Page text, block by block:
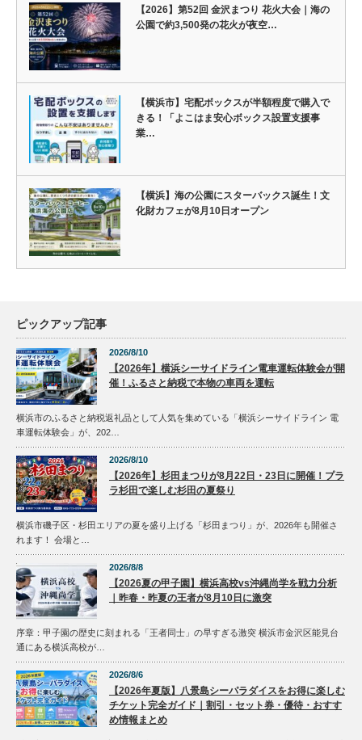
【2026】第52回 金沢まつり 花火大会｜海の
公園で約3,500発の花火が夜空…
【横浜市】宅配ボックスが半額程度で購入で
きる！「よこはま安心ボックス設置支援事
業…
【横浜】海の公園にスターバックス誕生！文
化財カフェが8月10日オープン
ピックアップ記事
2026/8/10
【2026年】横浜シーサイドライン電車運転体験会が開
催！ふるさと納税で本物の車両を運転
横浜市のふるさと納税返礼品として人気を集めている「横浜シーサイドライン 電
車運転体験会」が、202…
2026/8/10
【2026年】杉田まつりが8月22日・23日に開催！プラ
ラ杉田で楽しむ杉田の夏祭り
横浜市磯子区・杉田エリアの夏を盛り上げる「杉田まつり」が、2026年も開催さ
れます！ 会場と…
2026/8/8
【2026夏の甲子園】横浜高校vs沖縄尚学を戦力分析
｜昨春・昨夏の王者が8月10日に激突
序章：甲子園の歴史に刻まれる「王者同士」の早すぎる激突 横浜市金沢区能見台
通にある横浜高校が…
2026/8/6
【2026年夏版】八景島シーパラダイスをお得に楽しむ
チケット完全ガイド｜割引・セット券・優待・おすす
め情報まとめ